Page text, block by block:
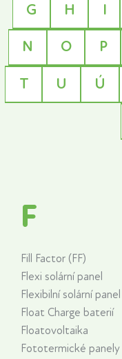
G H I
N O P
T U Ú
F
Fill Factor (FF)
Flexi solární panel
Flexibilní solární panel
Float Charge baterií
Floatovoltaika
Fototermické panely